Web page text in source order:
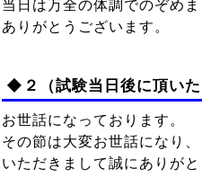
当日は万全の体調でのぞめま
ありがとうございます。
◆２（試験当日後に頂いた
お世話になっております。
その節は大変お世話になり
いただきまして誠にありがと